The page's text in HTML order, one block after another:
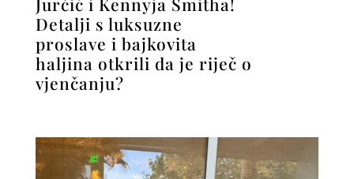
Detalji s luksuzne
proslave i bajkovita
haljina otkrili da je riječ o
vjenčanju?